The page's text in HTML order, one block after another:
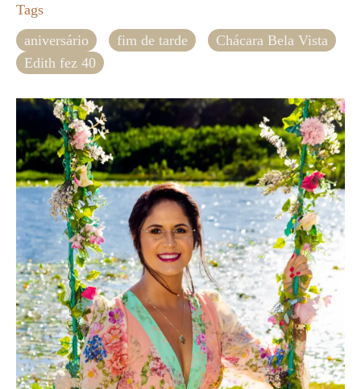
Tags
aniversário
fim de tarde
Chácara Bela Vista
Edith fez 40